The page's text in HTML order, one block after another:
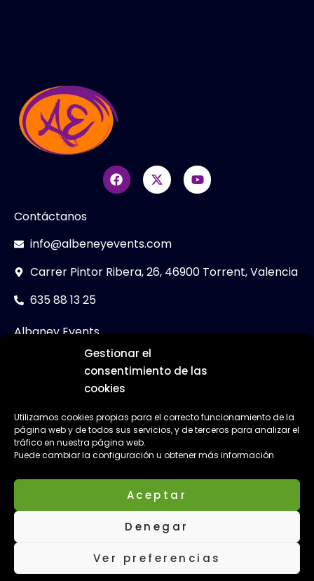
Gestionar el
consentimiento de las
cookies
Utilizamos cookies propias para el correcto funcionamiento de la
página web y de todos sus servicios, y de terceros para analizar el
tráfico en nuestra página web.
Puede cambiar la configuración u obtener más información
Aceptar
Denegar
Ver preferencias
Contáctanos
info@albeneyevents.com
Carrer Pintor Ribera, 26, 46900 Torrent, Valencia
635 88 13 25
Albaney Events
Packs Despedidas
Actividades Despedidas
Despedidas en el puerto de Valencia
Despedidas Catamarán en Valencia
Fiestas despedidas Valencia
© 2026 Todos los derechos
Nota Legal